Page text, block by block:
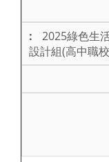
2025綠色生
設計組(高中職